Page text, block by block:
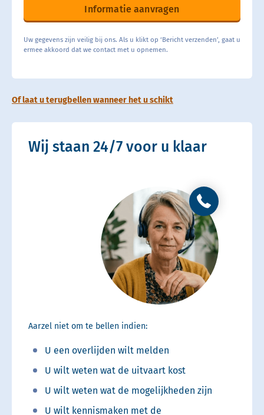
Informatie aanvragen
Uw gegevens zijn veilig bij ons. Als u klikt op ‘Bericht verzenden’, gaat u
ermee akkoord dat we contact met u opnemen.
Of laat u terugbellen wanneer het u schikt
Wij staan 24/7 voor u klaar
Aarzel niet om te bellen indien:
U een overlijden wilt melden
U wilt weten wat de uitvaart kost
U wilt weten wat de mogelijkheden zijn
U wilt kennismaken met de